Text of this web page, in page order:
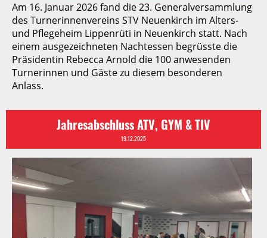
Am 16. Januar 2026 fand die 23. Generalversammlung
des Turnerinnenvereins STV Neuenkirch im Alters-
und Pflegeheim Lippenrüti in Neuenkirch statt. Nach
einem ausgezeichneten Nachtessen begrüsste die
Präsidentin Rebecca Arnold die 100 anwesenden
Turnerinnen und Gäste zu diesem besonderen
Anlass.
Jahresabschluss ATV, GYM & TIV
19.12.2025